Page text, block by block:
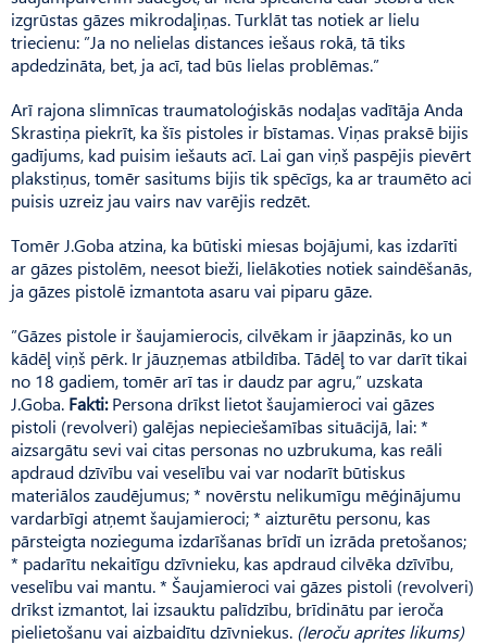
izgrūstas gāzes mikrodaļiņas. Turklāt tas notiek ar lielu
triecienu: ”Ja no nelielas distances iešaus rokā, tā tiks
apdedzināta, bet, ja acī, tad būs lielas problēmas.”
Arī rajona slimnīcas traumatoloģiskās nodaļas vadītāja Anda
Skrastiņa piekrīt, ka šīs pistoles ir bīstamas. Viņas praksē bijis
gadījums, kad puisim iešauts acī. Lai gan viņš paspējis pievērt
plakstiņus, tomēr sasitums bijis tik spēcīgs, ka ar traumēto aci
puisis uzreiz jau vairs nav varējis redzēt.
Tomēr J.Goba atzina, ka būtiski miesas bojājumi, kas izdarīti
ar gāzes pistolēm, neesot bieži, lielākoties notiek saindēšanās,
ja gāzes pistolē izmantota asaru vai piparu gāze.
”Gāzes pistole ir šaujamierocis, cilvēkam ir jāapzinās, ko un
kādēļ viņš pērk. Ir jāuzņemas atbildība. Tādēļ to var darīt tikai
no 18 gadiem, tomēr arī tas ir daudz par agru,” uzskata
J.Goba. Fakti:Persona drīkst lietot šaujamieroci vai gāzes
pistoli (revolveri) galējas nepieciešamības situācijā, lai: *
aizsargātu sevi vai citas personas no uzbrukuma, kas reāli
apdraud dzīvību vai veselību vai var nodarīt būtiskus
materiālos zaudējumus; * novērstu nelikumīgu mēģinājumu
vardarbīgi atņemt šaujamieroci; * aizturētu personu, kas
pārsteigta nozieguma izdarīšanas brīdī un izrāda pretošanos;
* padarītu nekaitīgu dzīvnieku, kas apdraud cilvēka dzīvību,
veselību vai mantu. * Šaujamieroci vai gāzes pistoli (revolveri)
drīkst izmantot, lai izsauktu palīdzību, brīdinātu par ieroča
pielietošanu vai aizbaidītu dzīvniekus. (Ieroču aprites likums)